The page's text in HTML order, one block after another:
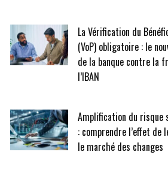
La Vérification du
(VoP) obligatoire : le
de la banque contre la
l’IBAN
Amplification du risque
: comprendre l’effet de
le marché des changes